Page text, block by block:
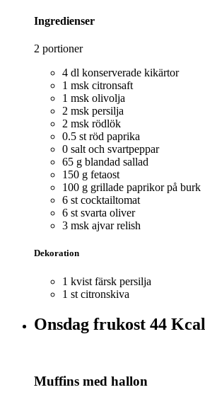
Ingredienser
2 portioner
4 dl konserverade kikärtor
1 msk citronsaft
1 msk olivolja
2 msk persilja
2 msk rödlök
0.5 st röd paprika
0 salt och svartpeppar
65 g blandad sallad
150 g fetaost
100 g grillade paprikor på burk
6 st cocktailtomat
6 st svarta oliver
3 msk ajvar relish
Dekoration
1 kvist färsk persilja
1 st citronskiva
Onsdag frukost 44 Kcal
Muffins med hallon